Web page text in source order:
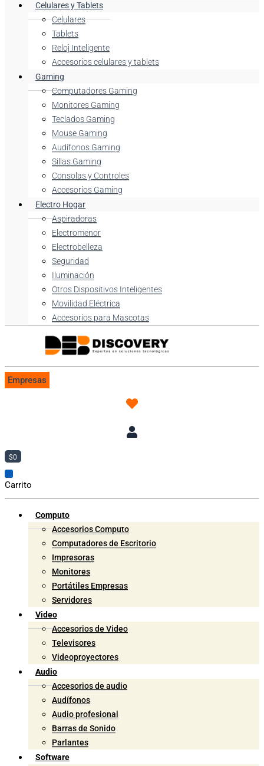
Celulares y Tablets
Celulares
Tablets
Reloj Inteligente
Accesorios celulares y tablets
Gaming
Computadores Gaming
Monitores Gaming
Teclados Gaming
Mouse Gaming
Audífonos Gaming
Sillas Gaming
Consolas y Controles
Accesorios Gaming
Electro Hogar
Aspiradoras
Electromenor
Electrobelleza
Seguridad
Iluminación
Otros Dispositivos Inteligentes
Movilidad Eléctrica
Accesorios para Mascotas
Empresas
$0
Carrito
Computo
Accesorios Computo
Computadores de Escritorio
Impresoras
Monitores
Portátiles Empresas
Servidores
Video
Accesorios de Video
Televisores
Videoproyectores
Audio
Accesorios de audio
Audífonos
Audio profesional
Barras de Sonido
Parlantes
Software